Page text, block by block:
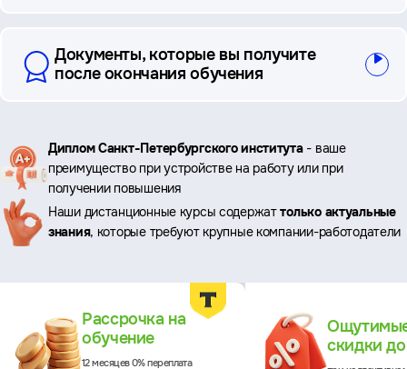
Документы, которые вы получите
после окончания обучения
Ключевые
преимущества
Диплом Санкт-Петербургского института- ваше
преимущество при устройстве на работу или при
получении повышения
Наши дистанционные курсы содержаттолько актуальные
знания, которые требуют крупные компании-работодатели
Рассрочка на
обучение
12 месяцев 0% переплата
скидки